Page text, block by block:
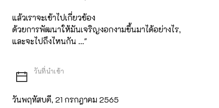
แล้วเราจะเข้าไปเกี่ยวข้อง
ด้วยการพัฒนาให้มันเจริญงอกงามขึ้นมาได้อย่างไร,
และจะไปถึงไหนกัน ..."
วันพฤหัสบดี, 21 กรกฎาคม 2565